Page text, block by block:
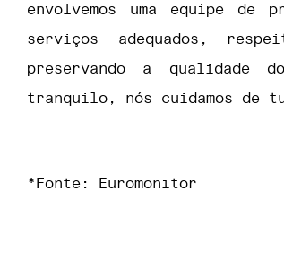
envolvemos uma equipe de
serviços adequados,
preservando a qualidade
tranquilo, nós cuidamos de
*Fonte: Euromonitor